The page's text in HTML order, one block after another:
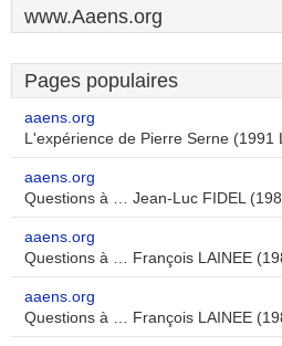
www.Aaens.org
Pages populaires
aaens.org
L'expérience de Pierre Serne (1991
aaens.org
Questions à … Jean-Luc FIDEL
aaens.org
Questions à … François LAINEE
aaens.org
Questions à … François LAINEE